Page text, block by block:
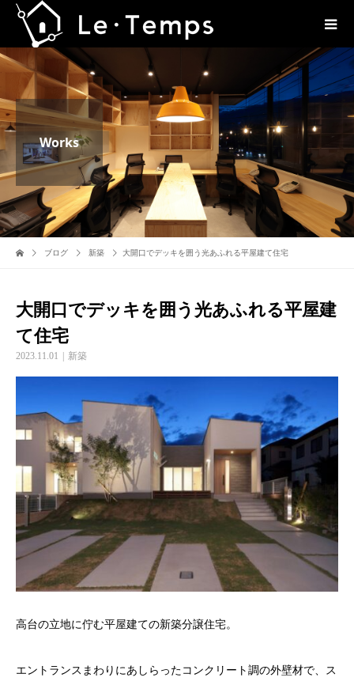
Works
ブログ 新築 大開口でデッキを囲う光あふれる平屋建て住宅
大開口でデッキを囲う光あふれる平屋建
て住宅
2023.11.01 新築
高台の立地に佇む平屋建ての新築分譲住宅。
エントランスまわりにあしらったコンクリート調の外壁材で、ス